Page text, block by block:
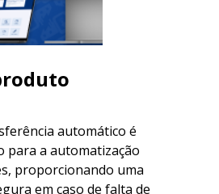
automático é
para a automatização
proporcionando uma
em caso de falta de